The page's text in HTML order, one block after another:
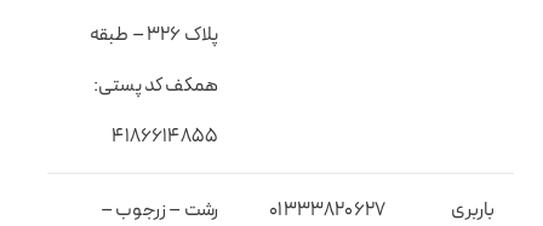
پلاک ۳۲۶ – طبقه
همکف کد پستی:
۴۱۸۶۶۱۴۸۵۵
باربری
01333820627
رشت – زرجوب –